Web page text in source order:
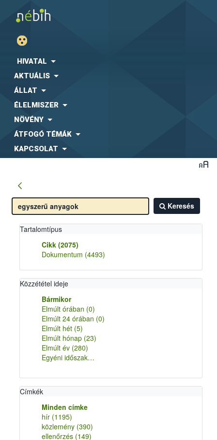
HIVATAL
AKTUÁLIS
ÁLLAT
ÉLELMISZER
NÖVÉNY
ÁTFOGÓ TÉMÁK
KAPCSOLAT
Keresés
Tartalomtípus
Cikk (2075)
Dokumentum (4493)
Közzététel ideje
Bármikor
Elmúlt órában (0)
Elmúlt 24 órában (0)
Elmúlt hét (5)
Elmúlt hónap (23)
Elmúlt év (280)
Egyéni időszak…
Címkék
Minden címke
hír (1195)
közlemény (390)
ellenőrzés (149)